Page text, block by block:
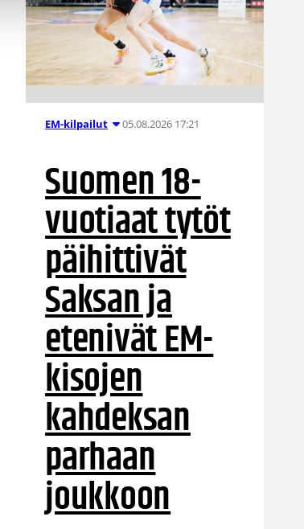
EM-kilpailut 05.08.2026 17:21
Suomen 18-
vuotiaat tytöt
päihittivät
Saksan ja
etenivät EM-
kisojen
kahdeksan
parhaan
joukkoon